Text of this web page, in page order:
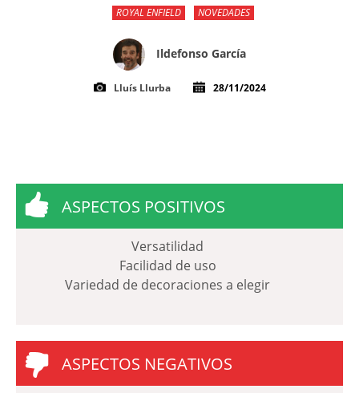
ROYAL ENFIELD NOVEDADES
Ildefonso García
Lluís Llurba 28/11/2024
ASPECTOS POSITIVOS
Versatilidad
Facilidad de uso
Variedad de decoraciones a elegir
ASPECTOS NEGATIVOS